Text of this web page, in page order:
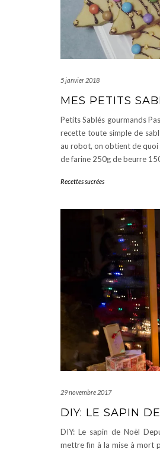
5 janvier 2018
MES PETITS
Petits Sablés gourmands
recette toute simple de
au robot, on obtient de
de farine 250g de beurre
Recettes sucrées
29 novembre 2017
DIY: LE SAPIN
DIY: Le sapin de Noël
mettre fin à la mise à mort